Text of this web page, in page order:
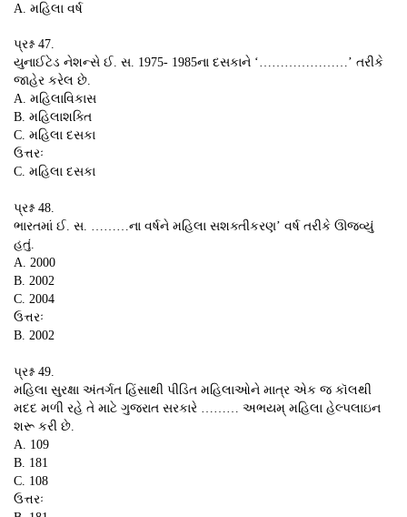
A. મહિલા વર્ષ
પ્રશ્ન 47.
યુનાઈટેડ નેશન્સે ઈ. સ. 1975- 1985ના દસકાને ‘…………………’ તરીકે
જાહેર કરેલ છે.
A. મહિલાવિકાસ
B. મહિલાશક્તિ
C. મહિલા દસકા
ઉત્તરઃ
C. મહિલા દસકા
પ્રશ્ન 48.
ભારતમાં ઈ. સ. ………ના વર્ષને મહિલા સશક્તીકરણ’ વર્ષ તરીકે ઊજવ્યું
હતું.
A. 2000
B. 2002
C. 2004
ઉત્તરઃ
B. 2002
પ્રશ્ન 49.
મહિલા સુરક્ષા અંતર્ગત હિંસાથી પીડિત મહિલાઓને માત્ર એક જ કૉલથી
મદદ મળી રહે તે માટે ગુજરાત સરકારે ……… અભયમ્ મહિલા હેલ્પલાઇન
શરૂ કરી છે.
A. 109
B. 181
C. 108
ઉત્તરઃ